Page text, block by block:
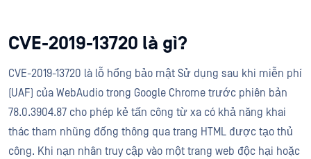
CVE-2019-13720 là gì?
CVE-2019-13720 là lỗ hổng bảo mật Sử dụng sau khi miễn phí
(UAF) của WebAudio trong Google Chrome trước phiên bản
78.0.3904.87 cho phép kẻ tấn công từ xa có khả năng khai
thác tham nhũng đống thông qua trang HTML được tạo thủ
công. Khi nạn nhân truy cập vào một trang web độc hại hoặc